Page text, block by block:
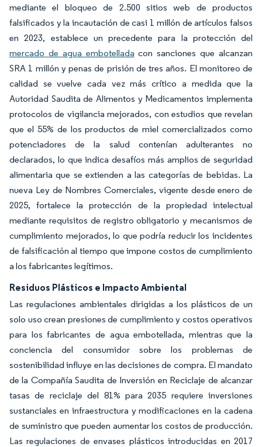
mediante el bloqueo de 2.500 sitios web de productos
falsificados y la incautación de casi 1 millón de artículos falsos
en 2023, establece un precedente para la protección del
mercado de agua embotellada con sanciones que alcanzan
SRA 1 millón y penas de prisión de tres años. El monitoreo de
calidad se vuelve cada vez más crítico a medida que la
Autoridad Saudita de Alimentos y Medicamentos implementa
protocolos de vigilancia mejorados, con estudios que revelan
que el 55% de los productos de miel comercializados como
potenciadores de la salud contenían adulterantes no
declarados, lo que indica desafíos más amplios de seguridad
alimentaria que se extienden a las categorías de bebidas. La
nueva Ley de Nombres Comerciales, vigente desde enero de
2025, fortalece la protección de la propiedad intelectual
mediante requisitos de registro obligatorio y mecanismos de
cumplimiento mejorados, lo que podría reducir los incidentes
de falsificación al tiempo que impone costos de cumplimiento
a los fabricantes legítimos.
Residuos Plásticos e Impacto Ambiental
Las regulaciones ambientales dirigidas a los plásticos de un
solo uso crean presiones de cumplimiento y costos operativos
para los fabricantes de agua embotellada, mientras que la
conciencia del consumidor sobre los problemas de
sostenibilidad influye en las decisiones de compra. El mandato
de la Compañía Saudita de Inversión en Reciclaje de alcanzar
tasas de reciclaje del 81% para 2035 requiere inversiones
sustanciales en infraestructura y modificaciones en la cadena
de suministro que pueden aumentar los costos de producción.
Las regulaciones de envases plásticos introducidas en 2017